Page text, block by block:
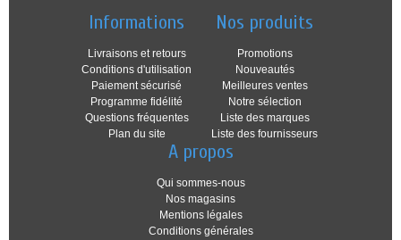
Informations
Livraisons et retours
Conditions d'utilisation
Paiement sécurisé
Programme fidélité
Questions fréquentes
Plan du site
Nos produits
Promotions
Nouveautés
Meilleures ventes
Notre sélection
Liste des marques
Liste des fournisseurs
A propos
Qui sommes-nous
Nos magasins
Mentions légales
Conditions générales